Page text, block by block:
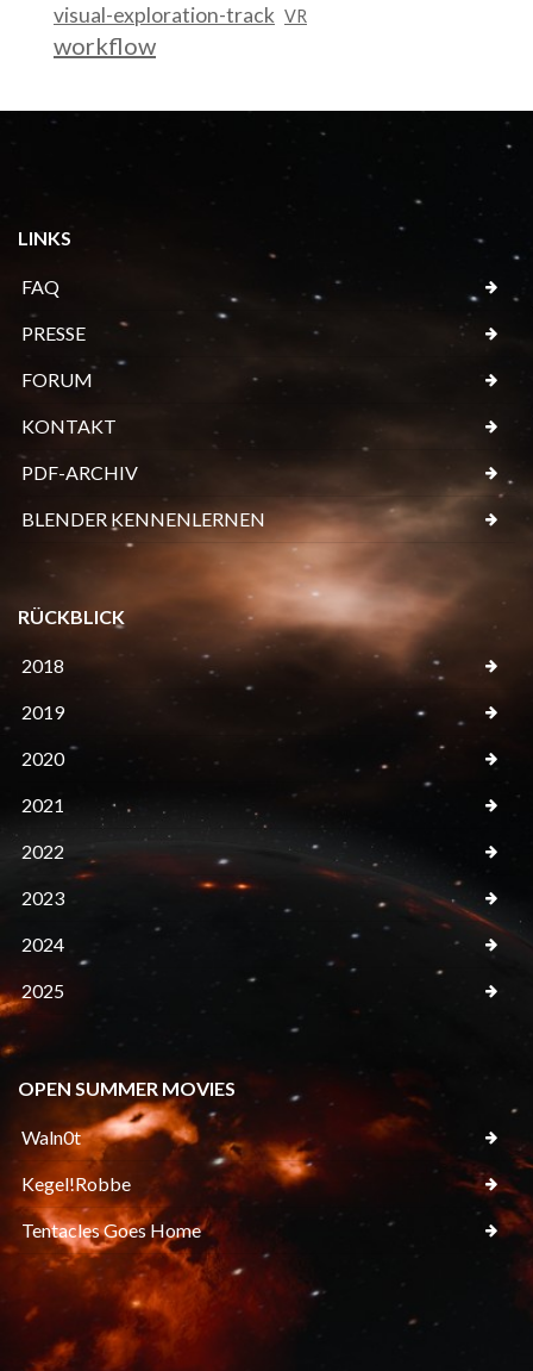
visual-exploration-track VR
workflow
LINKS
FAQ
PRESSE
FORUM
KONTAKT
PDF-ARCHIV
BLENDER KENNENLERNEN
RÜCKBLICK
2018
2019
2020
2021
2022
2023
2024
2025
OPEN SUMMER MOVIES
Waln0t
Kegel!Robbe
Tentacles Goes Home